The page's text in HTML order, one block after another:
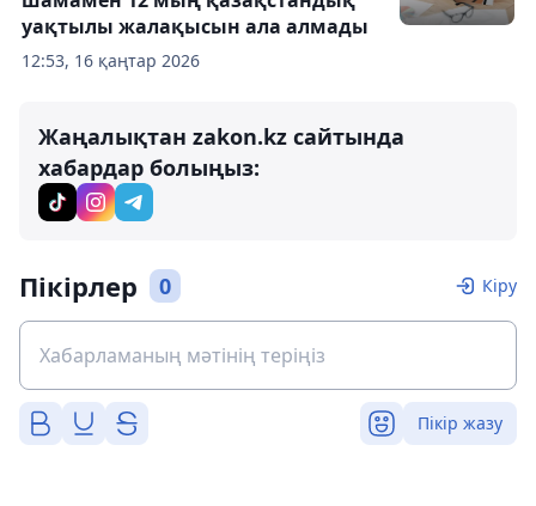
12:53, 16 қаңтар 2026
уақтылы жалақысын ала алмады
Жаңалықтан zakon.kz сайтында
хабардар болыңыз:
Пікірлер 0 Кіру
Пікір жазу